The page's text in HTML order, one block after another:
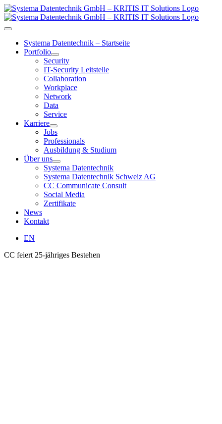
Zum
Inhalt
springen
Toggle
NavigationSystema Datentechnik – Startseite
Portfolio
Security
IT-Security Leitstelle
Collaboration
Workplace
Network
Data
Service
Karriere
Jobs
Professionals
Ausbildung & Studium
Über uns
Systema Datentechnik
Systema Datentechnik Schweiz AG
CC Communicate Consult
Social Media
Zertifikate
News
Kontakt
EN
CC feiert 25-jähriges Bestehen